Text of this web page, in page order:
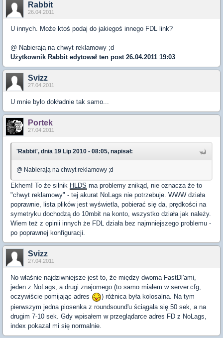
Rabbit
26.04.2011
U innych. Może ktoś podaj do jakiegoś innego FDL link?
@ Nabierają na chwyt reklamowy ;d
Użytkownik Rabbitedytował ten post 26.04.2011 19:03
Svizz
27.04.2011
U mnie było dokładnie tak samo...
Portek
27.04.2011
'Rabbit', dnia 19 Lip 2010 - 08:05, napisał:
@ Nabierają na chwyt reklamowy ;d
Ekhem! To że silnik HLDS ma problemy znikąd, nie oznacza że to
"chwyt reklamowy" - tej akurat NoLags nie potrzebuje. WWW działa
poprawnie, lista plików jest wyświetla, pobierać się da, prędkości na
symetryku dochodzą do 10mbit na konto, wszystko działa jak należy.
Wiem też z opinii innych że FDL działa bez najmniejszego problemu -
po poprawnej konfiguracji.
Svizz
27.04.2011
No właśnie najdziwniejsze jest to, że między dwoma FastDl'ami,
jeden z NoLags, a drugi znajomego (to samo miałem w server.cfg,
oczywiście pomijając adres
) różnica była kolosalna. Na tym
pierwszym jedna piosenka z roundsound'u ściągała się 50 sek, a na
drugim 7-10 sek. Gdy wpisałem w przeglądarce adres FD z NoLags,
index pokazał mi się normalnie.